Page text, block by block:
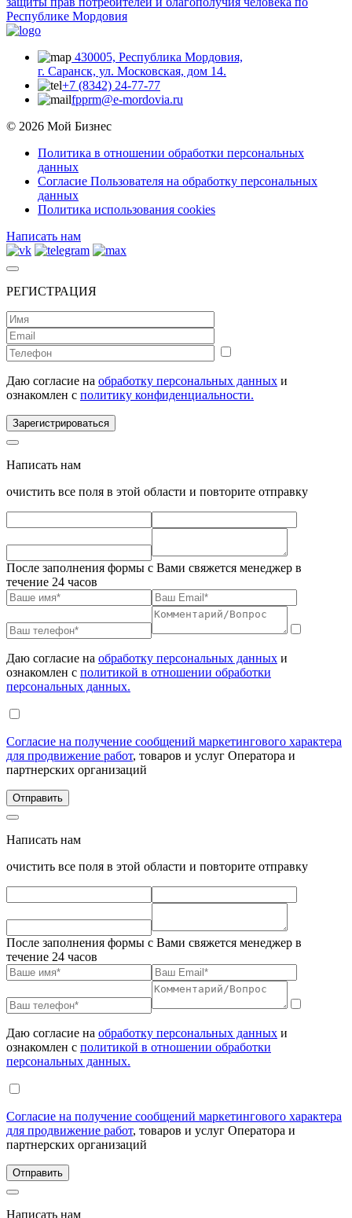
430005, Республика Мордовия,
г. Саранск, ул. Московская, дом 14.
+7 (8342) 24-77-77
fpprm@e-mordovia.ru
© 2026 Мой Бизнес
Политика в отношении обработки персональных
данных
Согласие Пользователя на обработку персональных
данных
Политика использования cookies
Написать нам
РЕГИСТРАЦИЯ
Даю согласие на обработку персональных данных и
ознакомлен с политику конфиденциальности.
Зарегистрироваться
Написать нам
очистить все поля в этой области и повторите отправку
После заполнения формы с Вами свяжется менеджер в
течение 24 часов
Даю согласие на обработку персональных данных и
ознакомлен с политикой в отношении обработки
персональных данных.
Согласие на получение сообщений маркетингового характера
для продвижение работ, товаров и услуг Оператора и
партнерских организаций
Написать нам
очистить все поля в этой области и повторите отправку
После заполнения формы с Вами свяжется менеджер в
течение 24 часов
Даю согласие на обработку персональных данных и
ознакомлен с политикой в отношении обработки
персональных данных.
Согласие на получение сообщений маркетингового характера
для продвижение работ, товаров и услуг Оператора и
партнерских организаций
Написать нам